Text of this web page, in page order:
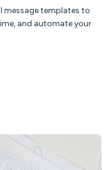
message templates to
and automate your